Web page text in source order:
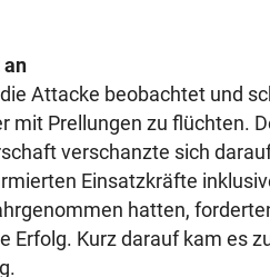
an
Attacke beobachtet und
mit Prellungen zu flüchten.
verschanzte sich
Einsatzkräfte
hatten,
Erfolg. Kurz darauf kam es